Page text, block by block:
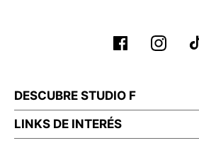
Planchar a temperatura maximo 110°c
DESCUBRE STUDIO F
LINKS DE INTERÉS